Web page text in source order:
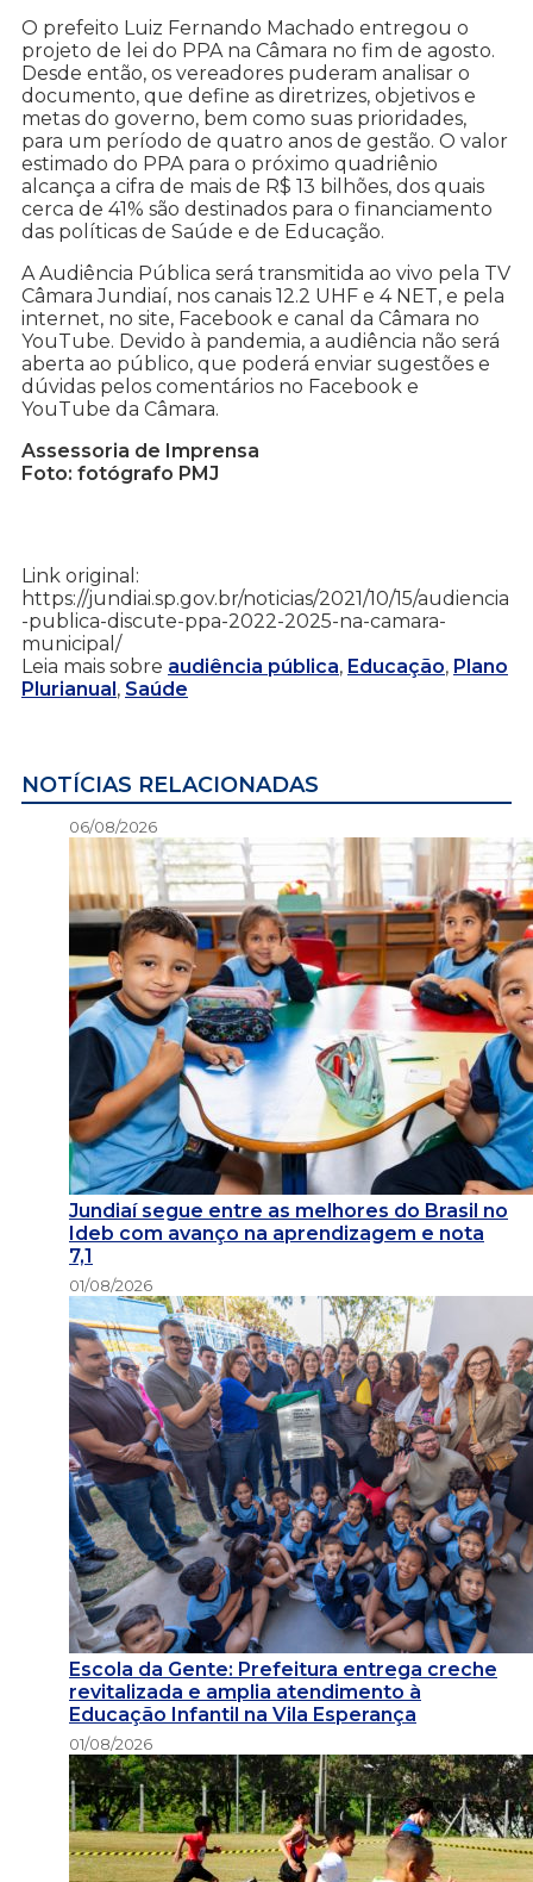
O prefeito Luiz Fernando Machado entregou o
projeto de lei do PPA na Câmara no fim de agosto.
Desde então, os vereadores puderam analisar o
documento, que define as diretrizes, objetivos e
metas do governo, bem como suas prioridades,
para um período de quatro anos de gestão. O valor
estimado do PPA para o próximo quadriênio
alcança a cifra de mais de R$ 13 bilhões, dos quais
cerca de 41% são destinados para o financiamento
das políticas de Saúde e de Educação.
A Audiência Pública será transmitida ao vivo pela TV
Câmara Jundiaí, nos canais 12.2 UHF e 4 NET, e pela
internet, no site, Facebook e canal da Câmara no
YouTube. Devido à pandemia, a audiência não será
aberta ao público, que poderá enviar sugestões e
dúvidas pelos comentários no Facebook e
YouTube da Câmara.
Assessoria de Imprensa
Foto: fotógrafo PMJ
Link original:
https://jundiai.sp.gov.br/noticias/2021/10/15/audiencia
-publica-discute-ppa-2022-2025-na-camara-
municipal/
Leia mais sobre audiência pública, Educação, Plano
Plurianual , Saúde
NOTÍCIAS RELACIONADAS
06/08/2026
Jundiaí segue entre as melhores do Brasil no
Ideb com avanço na aprendizagem e nota
7,1
01/08/2026
Escola da Gente: Prefeitura entrega creche
revitalizada e amplia atendimento à
Educação Infantil na Vila Esperança
01/08/2026